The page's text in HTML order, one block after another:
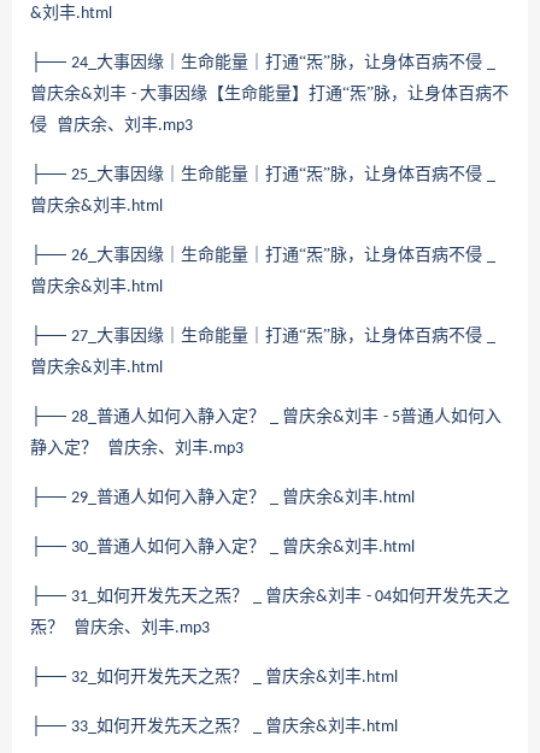
&刘丰.html
├── 24_ 大事因缘｜生命能量｜打通“炁”脉，让身体百病不侵
曾庆余&刘丰 - 大事因缘【生命能量】打通“炁”脉，让身体百病不
侵 曾庆余、刘丰.mp3
├── 25_ 大事因缘｜生命能量｜打通“炁”脉，让身体百病不侵
曾庆余&刘丰.html
├── 26_ 大事因缘｜生命能量｜打通“炁”脉，让身体百病不侵
曾庆余&刘丰.html
├── 27_ 大事因缘｜生命能量｜打通“炁”脉，让身体百病不侵
曾庆余&刘丰.html
├── 28_ 普通人如何入静入定？ 曾庆余&刘丰 - 5普通人如何入
静入定？ 曾庆余、刘丰.mp3
├── 29_ 普通人如何入静入定？ 曾庆余&刘丰.html
├── 30_ 普通人如何入静入定？ 曾庆余&刘丰.html
├── 31_ 如何开发先天之炁？ 曾庆余&刘丰 - 04如何开发先天之
炁？ 曾庆余、刘丰.mp3
├── 32_ 如何开发先天之炁？ 曾庆余&刘丰.html
├── 33_ 如何开发先天之炁？ 曾庆余&刘丰.html